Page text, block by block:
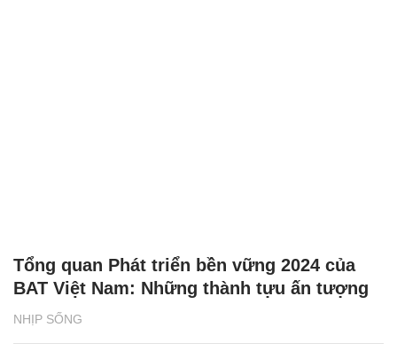
NHỊP SỐNG
Tổng quan Phát triển bền vững 2024 của
BAT Việt Nam: Những thành tựu ấn tượng